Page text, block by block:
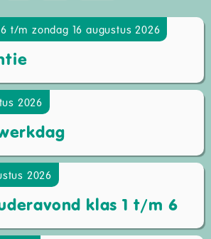
t/m zondag 16 augustus 2026
2026
2026
klas 1 t/m 6